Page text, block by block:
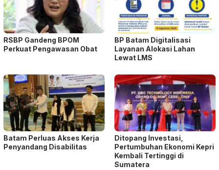
RSBP Gandeng BPOM
Perkuat Pengawasan Obat
BP Batam Digitalisasi
Layanan Alokasi Lahan
Lewat LMS
Batam Perluas Akses Kerja
Penyandang Disabilitas
Ditopang Investasi,
Pertumbuhan Ekonomi Kepri
Kembali Tertinggi di
Sumatera